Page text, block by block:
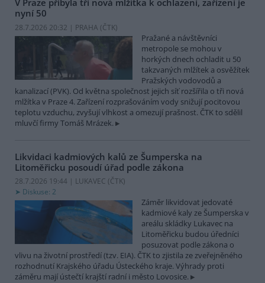
V Praze přibyla tři nová mlžítka k ochlazení, zařízení je
nyní 50
28.7.2026 20:32 | PRAHA (ČTK)
Pražané a návštěvníci
metropole se mohou v
horkých dnech ochladit u 50
takzvaných mlžítek a osvěžítek
Pražských vodovodů a
kanalizací (PVK). Od května společnost jejich síť rozšířila o tři nová
mlžítka v Praze 4. Zařízení rozprašováním vody snižují pocitovou
teplotu vzduchu, zvyšují vlhkost a omezují prašnost. ČTK to sdělil
mluvčí firmy Tomáš Mrázek.
Likvidaci kadmiových kalů ze Šumperska na
Litoměřicku posoudí úřad podle zákona
28.7.2026 19:44 | LUKAVEC (ČTK)
Diskuse: 2
Záměr likvidovat jedovaté
kadmiové kaly ze Šumperska v
areálu skládky Lukavec na
Litoměřicku budou úředníci
posuzovat podle zákona o
vlivu na životní prostředí (tzv. EIA). ČTK to zjistila ze zveřejněného
rozhodnutí Krajského úřadu Ústeckého kraje. Výhrady proti
záměru mají ústečtí krajští radní i město Lovosice.